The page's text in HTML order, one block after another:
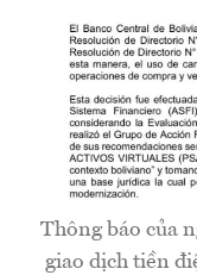
Thông báo của
giao dịch tiền